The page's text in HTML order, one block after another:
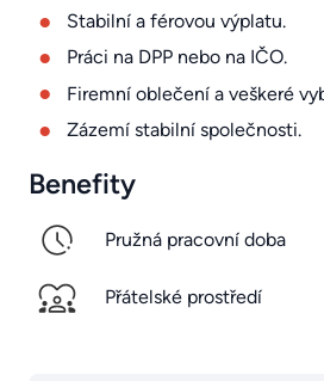
Stabilní a férovou výplatu.
Práci na DPP nebo na IČO.
Firemní oblečení a veškeré
Zázemí stabilní společnosti.
Benefity
Pružná pracovní doba
Přátelské prostředí